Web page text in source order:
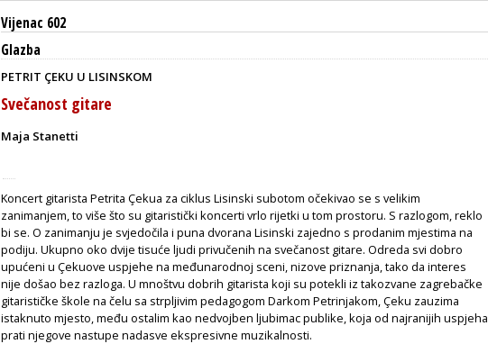
Vijenac 602
Glazba
PETRIT ÇEKU U LISINSKOM
Svečanost gitare
Maja Stanetti
Koncert gitarista Petrita Çekua za ciklus Lisinski subotom očekivao se s velikim
zanimanjem, to više što su gitaristički koncerti vrlo rijetki u tom prostoru. S razlogom, reklo
bi se. O zanimanju je svjedočila i puna dvorana Lisinski zajedno s prodanim mjestima na
podiju. Ukupno oko dvije tisuće ljudi privučenih na svečanost gitare. Odreda svi dobro
upućeni u Çekuove uspjehe na međunarodnoj sceni, nizove priznanja, tako da interes
nije došao bez razloga. U mnoštvu dobrih gitarista koji su potekli iz takozvane zagrebačke
gitarističke škole na čelu sa strpljivim pedagogom Darkom Petrinjakom, Çeku zauzima
istaknuto mjesto, među ostalim kao nedvojben ljubimac publike, koja od najranijih uspjeha
prati njegove nastupe nadasve ekspresivne muzikalnosti.